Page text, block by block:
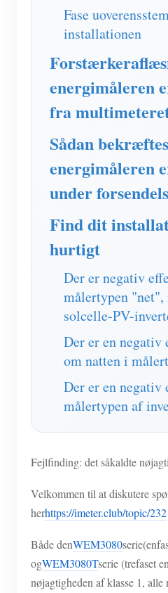
IAMMETER
Virtuel måler
Energiprognose og -
Ansøgninger
Solar PV System
Overvågning af
PV-
Home Automation
Fabrikkens
Ressourcer
Produkt lynstart
Tutorial video
FAQ
Nyheder
Blogs
Fællesskab
Kontakt
Fase
installationen
energimåleren
fra
Sådan
energimåleren
under
Find dit
hurtigt
Der er negativ
målertypen "net",
solcelle-PV-
Der er en
om natten i
Der er en
målertypen af
Fejlfinding: det såkaldte
Velkommen til at diskutere
herhttps://imeter.club/topic/232
Både denWEM3080
ogWEM3080Tserie (trefaset
nøjagtigheden af klasse 1, alle